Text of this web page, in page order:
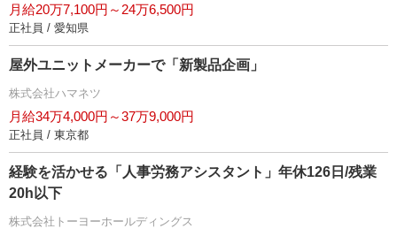
月給20万7,100円～24万6,500円
正社員 / 愛知県
屋外ユニットメーカーで「新製品企画」
株式会社ハマネツ
月給34万4,000円～37万9,000円
正社員 / 東京都
経験を活かせる「人事労務アシスタント」年休126日/残業
20h以下
株式会社トーヨーホールディングス